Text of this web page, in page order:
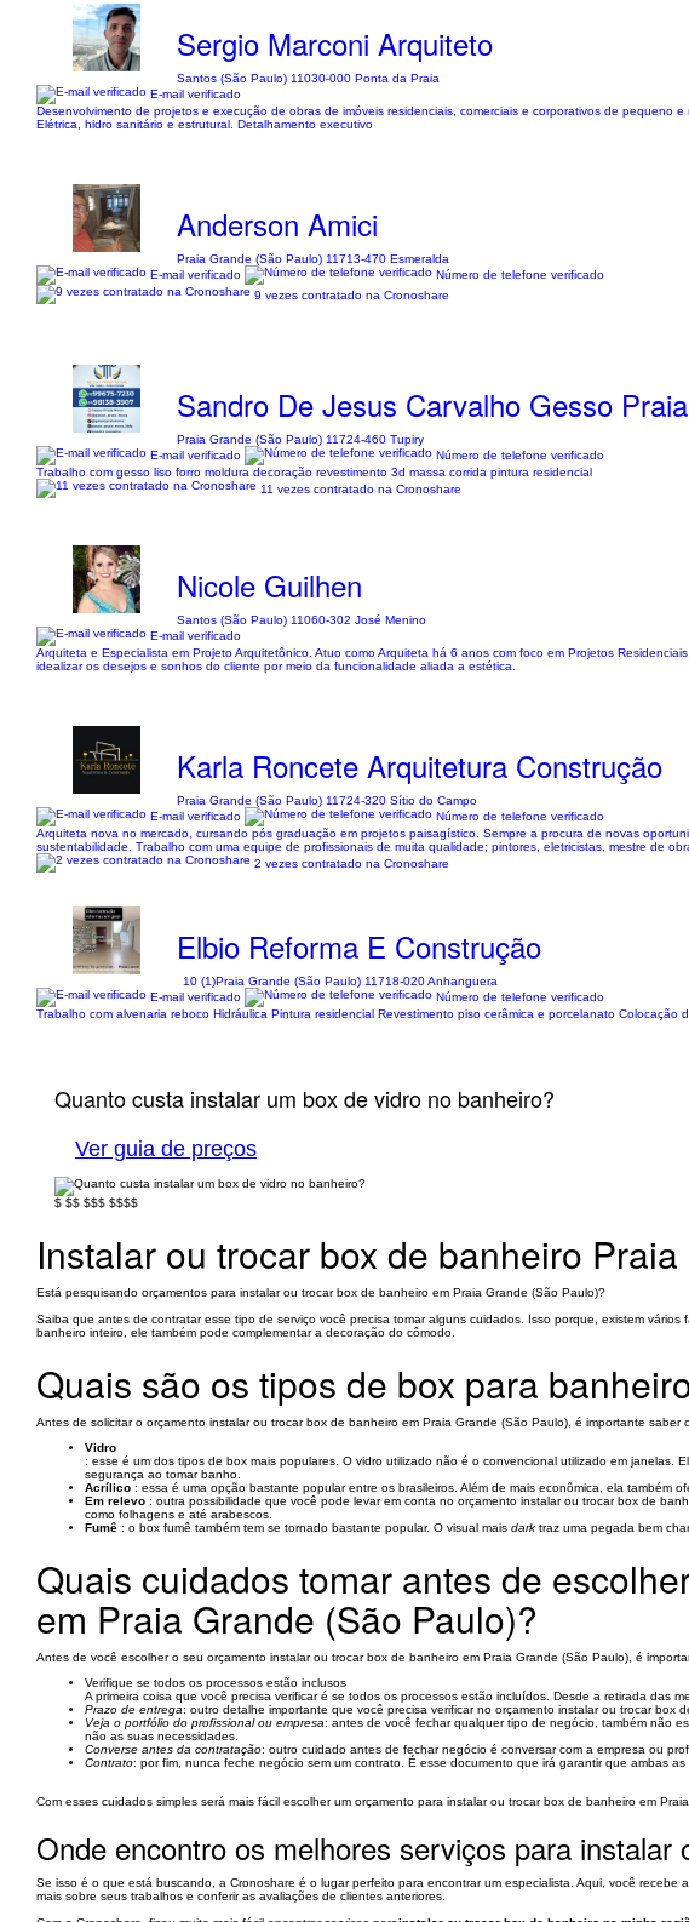
Sergio Marconi Arquiteto
Santos (São Paulo) 11030-000 Ponta da Praia
E-mail verificado
Desenvolvimento de projetos e execução de obras de imóveis residenciais, comerciais e corporativos de pequeno
Elétrica, hidro sanitário e estrutural. Detalhamento executivo
Anderson Amici
Praia Grande (São Paulo) 11713-470 Esmeralda
E-mail verificado
Número de telefone verificado
9 vezes contratado na Cronoshare
Sandro De Jesus Carvalho Gesso
Praia Grande (São Paulo) 11724-460 Tupiry
E-mail verificado
Número de telefone verificado
Trabalho com gesso liso forro moldura decoração revestimento 3d massa corrida pintura residencial
11 vezes contratado na Cronoshare
Nicole Guilhen
Santos (São Paulo) 11060-302 José Menino
E-mail verificado
Arquiteta e Especialista em Projeto Arquitetônico. Atuo como Arquiteta há 6 anos com foco em Projetos
idealizar os desejos e sonhos do cliente por meio da funcionalidade aliada a estética.
Karla Roncete Arquitetura Construção
Praia Grande (São Paulo) 11724-320 Sítio do Campo
E-mail verificado
Número de telefone verificado
Arquiteta nova no mercado, cursando pós graduação em projetos paisagístico. Sempre a procura de novas
sustentabilidade. Trabalho com uma equipe de profissionais de muita qualidade; pintores, eletricistas, mestre de
2 vezes contratado na Cronoshare
Elbio Reforma E Construção
10 (1)Praia Grande (São Paulo) 11718-020 Anhanguera
E-mail verificado
Número de telefone verificado
Trabalho com alvenaria reboco Hidráulica Pintura residencial Revestimento piso cerâmica e porcelanato Colocação
Quanto custa instalar um box de vidro no banheiro?
Ver guia de preços
$ $$ $$$ $$$$
Instalar ou trocar box de banheiro
Está pesquisando orçamentos para instalar ou trocar box de banheiro em Praia Grande (São Paulo)?
Saiba que antes de contratar esse tipo de serviço você precisa tomar alguns cuidados. Isso porque, existem
banheiro inteiro, ele também pode complementar a decoração do cômodo.
Quais são os tipos de box para
Antes de solicitar o orçamento instalar ou trocar box de banheiro em Praia Grande (São Paulo), é importante
Vidro
: esse é um dos tipos de box mais populares. O vidro utilizado não é o convencional utilizado em
segurança ao tomar banho.
Acrílico : essa é uma opção bastante popular entre os brasileiros. Além de mais econômica, ela também
Em relevo : outra possibilidade que você pode levar em conta no orçamento instalar ou trocar box de
como folhagens e até arabescos.
Fumê : o box fumê também tem se tornado bastante popular. O visual mais dark traz uma pegada bem
Quais cuidados tomar antes de
em Praia Grande (São Paulo)?
Antes de você escolher o seu orçamento instalar ou trocar box de banheiro em Praia Grande (São Paulo), é
Verifique se todos os processos estão inclusos
A primeira coisa que você precisa verificar é se todos os processos estão incluídos. Desde a retirada das
Prazo de entrega: outro detalhe importante que você precisa verificar no orçamento instalar ou trocar
Veja o portfólio do profissional ou empresa: antes de você fechar qualquer tipo de negócio, também não
não as suas necessidades.
Converse antes da contratação: outro cuidado antes de fechar negócio é conversar com a empresa ou
Contrato: por fim, nunca feche negócio sem um contrato. É esse documento que irá garantir que ambas
Com esses cuidados simples será mais fácil escolher um orçamento para instalar ou trocar box de banheiro em
Onde encontro os melhores serviços para
Se isso é o que está buscando, a Cronoshare é o lugar perfeito para encontrar um especialista. Aqui, você
mais sobre seus trabalhos e conferir as avaliações de clientes anteriores.